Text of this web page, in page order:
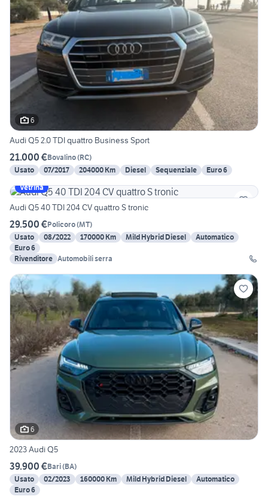
6
Audi Q5 2.0 TDI quattro Business Sport
21.000 €Bovalino(RC)
Usato
07/2017 204000 Km Diesel Sequenziale
Euro 6
Vetrina
Audi Q5 40 TDI 204 CV quattro S tronic
29.500 €Policoro(MT)
Usato
08/2022 170000 Km Mild Hybrid Diesel
Automatico
Euro 6
Rivenditore Automobili serra
6
2023 Audi Q5
39.900 €Bari(BA)
Usato
02/2023 160000 Km Mild Hybrid Diesel
Automatico
Euro 6